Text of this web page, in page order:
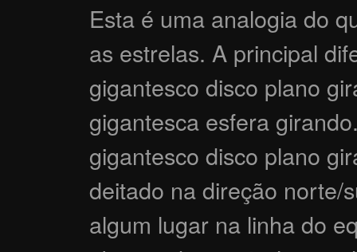
Esta é uma analogia do
as estrelas. A principal
gigantesco disco plano
gigantesca esfera
gigantesco disco plano
deitado na direção norte/
algum lugar na linha do